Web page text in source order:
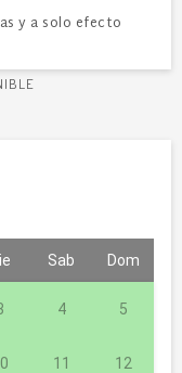
y a solo efecto
Sab Dom
4 5
11 12